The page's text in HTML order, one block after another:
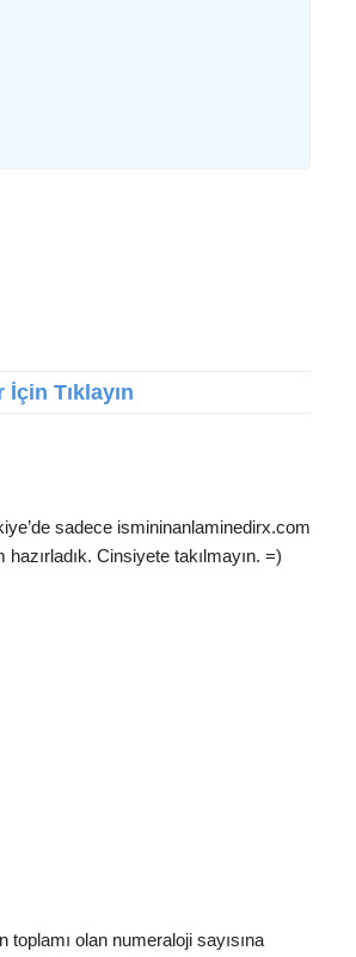
Tıklayın
sadece ismininanlaminedirx.com
Cinsiyete takılmayın. =)
toplamı olan numeraloji sayısına